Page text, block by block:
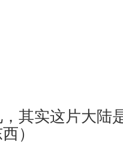
其实这片大陆
）